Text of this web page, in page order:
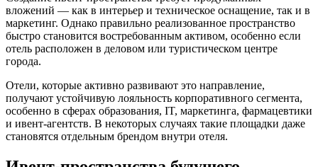
вложений — как в интерьер и техническое оснащение, так и в
маркетинг. Однако правильно реализованное пространство
быстро становится востребованным активом, особенно если
отель расположен в деловом или туристическом центре
города.
Отели, которые активно развивают это направление,
получают устойчивую лояльность корпоративного сегмента,
особенно в сферах образования, IT, маркетинга, фармацевтики
и ивент-агентств. В некоторых случаях такие площадки даже
становятся отдельным брендом внутри отеля.